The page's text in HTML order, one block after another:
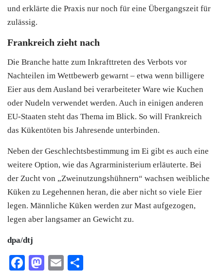
und erklärte die Praxis nur noch für eine Übergangszeit für
zulässig.
Frankreich zieht nach
Die Branche hatte zum Inkrafttreten des Verbots vor
Nachteilen im Wettbewerb gewarnt – etwa wenn billigere
Eier aus dem Ausland bei verarbeiteter Ware wie Kuchen
oder Nudeln verwendet werden. Auch in einigen anderen
EU-Staaten steht das Thema im Blick. So will Frankreich
das Kükentöten bis Jahresende unterbinden.
Neben der Geschlechtsbestimmung im Ei gibt es auch eine
weitere Option, wie das Agrarministerium erläuterte. Bei
der Zucht von „Zweinutzungshühnern“ wachsen weibliche
Küken zu Legehennen heran, die aber nicht so viele Eier
legen. Männliche Küken werden zur Mast aufgezogen,
legen aber langsamer an Gewicht zu.
dpa/dtj
Facebook
Mastodon
Email